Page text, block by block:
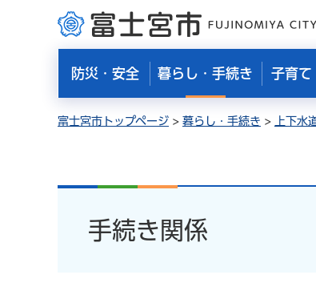
富士宮市
防災・安全 暮らし・手続き 子育て
富士宮市トップページ > 暮らし・手続き > 上下水
手続き関係